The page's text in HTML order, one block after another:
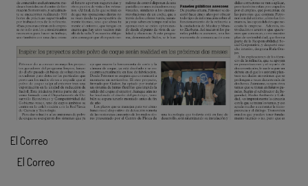
El Correo
El Correo